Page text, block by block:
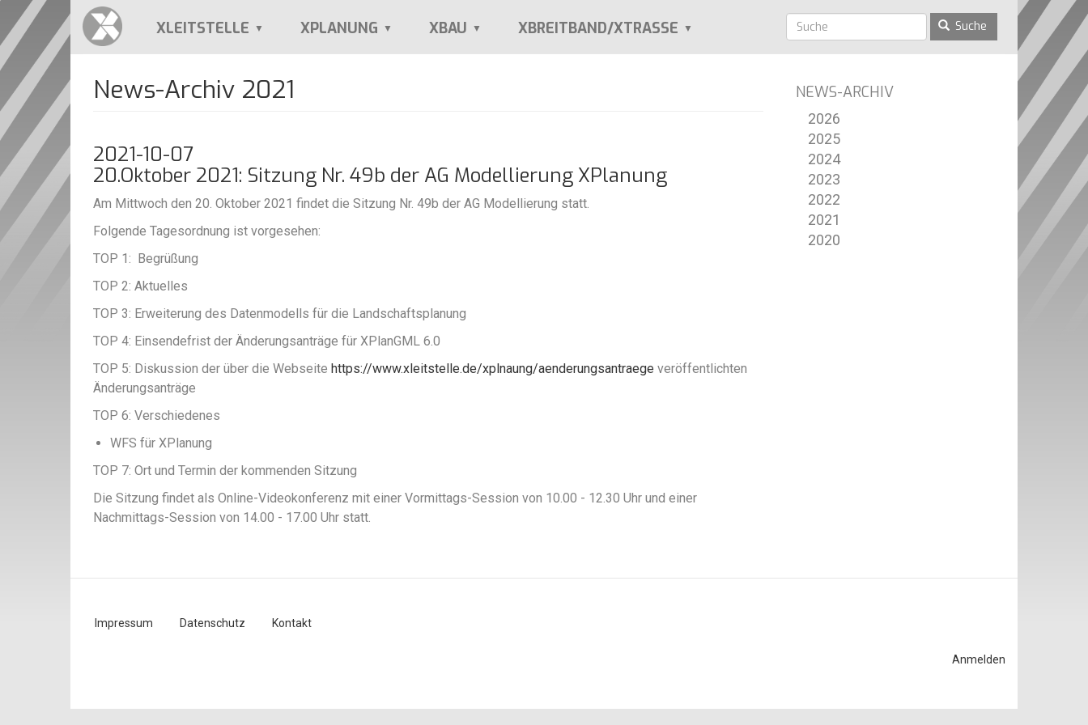
Direkt
zum
Inhalt
Suche
XLEITSTELLE XPLANUNG XBAU XBREITBAND/XTRASSE
News-Archiv 2021
2021-10-07
20.Oktober 2021: Sitzung Nr. 49b der AG Modellierung XPlanung
Am Mittwoch den 20. Oktober 2021 findet die Sitzung Nr. 49b der AG Modellierung statt.
Folgende Tagesordnung ist vorgesehen:
TOP 1: Begrüßung
TOP 2: Aktuelles
TOP 3: Erweiterung des Datenmodells für die Landschaftsplanung
TOP 4: Einsendefrist der Änderungsanträge für XPlanGML 6.0
TOP 5: Diskussion der über die Webseite https://www.xleitstelle.de/xplnaung/aenderungsantraege veröffentlichten
Änderungsanträge
TOP 6: Verschiedenes
WFS für XPlanung
TOP 7: Ort und Termin der kommenden Sitzung
Die Sitzung findet als Online-Videokonferenz mit einer Vormittags-Session von 10.00 - 12.30 Uhr und einer
Nachmittags-Session von 14.00 - 17.00 Uhr statt.
NEWS-ARCHIV
2026
2025
2024
2023
2022
2021
2020
Fußzeilenmenü
Impressum Datenschutz Kontakt
Anmelden